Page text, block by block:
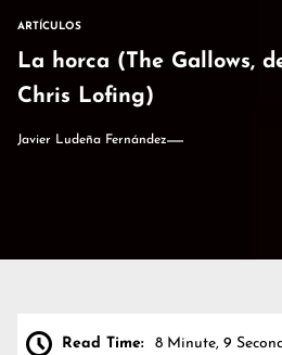
ARTÍCULOS
La horca (The Gallows,
Chris Lofing)
Javier Ludeña Fernández
Read Time: 8 Minute, 9 Second